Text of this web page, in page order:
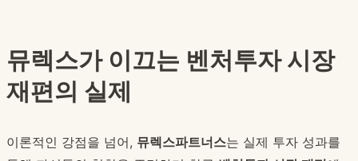
뮤렉스가 이끄는 벤처투자 시장
재편의 실제
이론적인 강점을 넘어, 뮤렉스파트너스는 실제 투자 성과를